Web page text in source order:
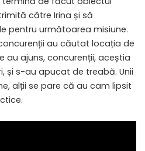
către Irina și să
pentru următoarea misiune.
au căutat locația de
au ajuns, concurenții, aceștia
și s-au apucat de treabă. Unii
alții se pare că au cam lipsit